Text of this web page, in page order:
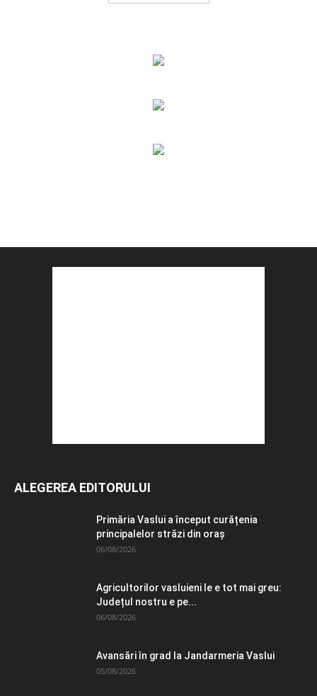
ALEGEREA EDITORULUI
Primăria Vaslui a început curățenia
principalelor străzi din oraș
06/08/2026
Agricultorilor vasluieni le e tot mai greu:
Județul nostru e pe...
06/08/2026
Avansări în grad la Jandarmeria Vaslui
05/08/2026